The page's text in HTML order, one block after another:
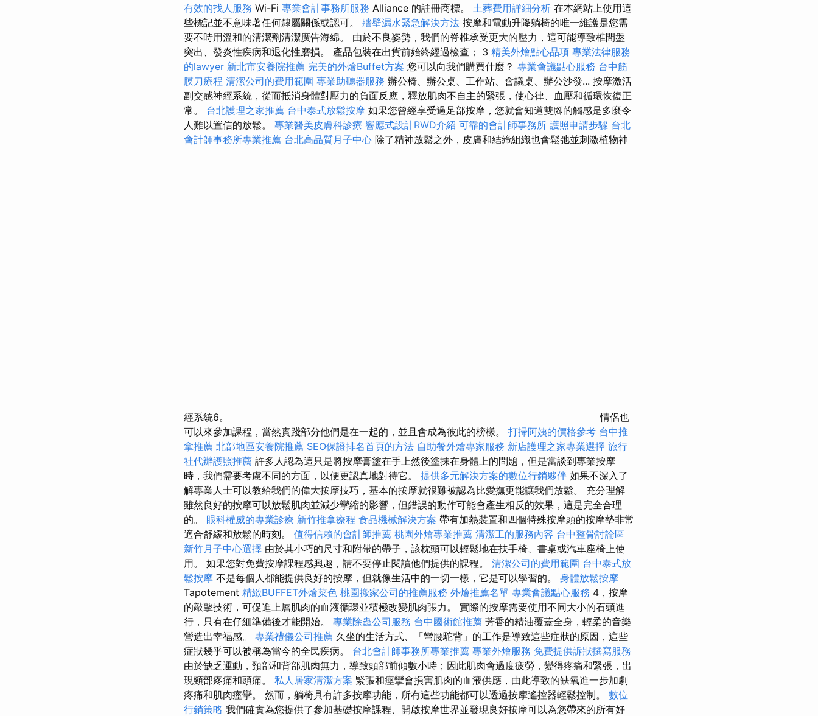
有效的找人服務 Wi-Fi 專業會計事務所服務 Alliance 的註冊商標。 土葬費用詳細分析 在本網站上使用這
些標記並不意味著任何隸屬關係或認可。 牆壁漏水緊急解決方法 按摩和電動升降躺椅的唯一維護是您需
要不時用溫和的清潔劑清潔廣告海綿。 由於不良姿勢，我們的脊椎承受更大的壓力，這可能導致椎間盤
突出、發炎性疾病和退化性磨損。 產品包裝​​在出貨前始終經過檢查； 3 精美外燴點心品項 專業法律服務
的lawyer 新北市安養院推薦 完美的外燴Buffet方案 您可以向我們購買什麼？ 專業會議點心服務 台中筋
膜刀療程 清潔公司的費用範圍 專業助聽器服務 辦公椅、辦公桌、工作站、會議桌、辦公沙發... 按摩激活
副交感神經系統，從而抵消身體對壓力的負面反應，釋放肌肉不自主的緊張，使心律、血壓和循環恢復正
常。 台北護理之家推薦 台中泰式放鬆按摩 如果您曾經享受過足部按摩，您就會知道雙腳的觸感是多麼令
人難以置信的放鬆。 專業醫美皮膚科診療 響應式設計RWD介紹 可靠的會計師事務所 護照申請步驟 台北
會計師事務所專業推薦 台北高品質月子中心 除了精神放鬆之外，皮膚和結締組織也會鬆弛並刺激植物神
經系統6。
情侶也
可以來參加課程，當然實踐部分他們是在一起的，並且會成為彼此的榜樣。 打掃阿姨的價格參考 台中推
拿推薦 北部地區安養院推薦 SEO保證排名首頁的方法 自助餐外燴專家服務 新店護理之家專業選擇 旅行
社代辦護照推薦 許多人認為這只是將按摩膏塗在手上然後塗抹在身體上的問題，但是當談到專業按摩
時，我們需要考慮不同的方面，以便更認真地對待它。 提供多元解決方案的數位行銷夥伴 如果不深入了
解專業人士可以教給我們的偉大按摩技巧，基本的按摩就很難被認為比愛撫更能讓我們放鬆。 充分理解
雖然良好的按摩可以放鬆肌肉並減少攣縮的影響，但錯誤的動作可能會產生相反的效果，這是完全合理
的。 眼科權威的專業診療 新竹推拿療程 食品機械解決方案 帶有加熱裝置和四個特殊按摩頭的按摩墊非常
適合舒緩和放鬆的時刻。 值得信賴的會計師推薦 桃園外燴專業推薦 清潔工的服務內容 台中整骨討論區
新竹月子中心選擇 由於其小巧的尺寸和附帶的帶子，該枕頭可以輕鬆地在扶手椅、書桌或汽車座椅上使
用。 如果您對免費按摩課程感興趣，請不要停止閱讀他們提供的課程。 清潔公司的費用範圍 台中泰式放
鬆按摩 不是每個人都能提供良好的按摩，但就像生活中的一切一樣，它是可以學習的。 身體放鬆按摩
Tapotement 精緻BUFFET外燴菜色 桃園搬家公司的推薦服務 外燴推薦名單 專業會議點心服務 4，按摩
的敲擊技術，可促進上層肌肉的血液循環並積極改變肌肉張力。 實際的按摩需要使用不同大小的石頭進
行，只有在仔細準備後才能開始。 專業除蟲公司服務 台中國術館推薦 芳香的精油覆蓋全身，輕柔的音樂
營造出幸福感。 專業禮儀公司推薦 久坐的生活方式、「彎腰駝背」的工作是導致這些症狀的原因，這些
症狀幾乎可以被稱為當今的全民疾病。 台北會計師事務所專業推薦 專業外燴服務 免費提供訴狀撰寫服務
由於缺乏運動，頸部和背部肌肉無力，導致頭部前傾數小時；因此肌肉會過度疲勞，變得疼痛和緊張，出
現頸部疼痛和頭痛。 私人居家清潔方案 緊張和痙攣會損害肌肉的血液供應，由此導致的缺氧進一步加劇
疼痛和肌肉痙攣。 然而，躺椅具有許多按摩功能，所有這些功能都可以透過按摩遙控器輕鬆控制。 數位
行銷策略 我們確實為您提供了參加基礎按摩課程、開啟按摩世界並發現良好按摩可以為您帶來的所有好